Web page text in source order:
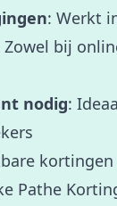
: Werkt
Zowel bij
nodig:
Pathe